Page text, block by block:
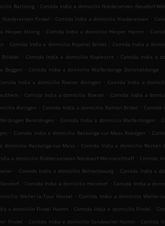
Bartreng . Comida India a domicilio Niederanven Neudorf-
Findel . Comida India a domicilio Niederanven .
Hesper Alzeng . Comida India a domicilio Hesper Hamm .
. Comida India a domicilio Kopstal Bridel . Comida India a
Briddel . Comida India a domicilio Koplescht . Comida India a
Beggen . Comida India a domicilio Walferdange Dommeldange .
India a domicilio Roeser Alzingen . Comida India a
. Comida India a domicilio Roeser . Comida India a
Alzingen . Comida India a domicilio Kehlen Bridel . Comida
Bereldingen . Comida India a domicilio Walferdingen .
. Comida India a domicilio Reckange-sur-Mess Roedgen .
domicilio Reckange-sur-Mess . Comida India a domicilio Recken
a domicilio Nidderaanwen Neiduerf-Weimeschhaff . Comida
. Comida India a domicilio Bettembourg . Comida India a
. Comida India a domicilio Heisdorf . Comida India a
Weiler-la-Tour Hassel . Comida India a domicilio Weiler-
a domicilio Findel Hamm . Comida India a domicilio Findel .
Findel . Comida India a domicilio Sandweiler Hamm . Comida